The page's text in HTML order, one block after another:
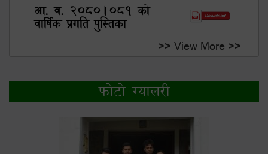
आ. व. २०८०।०८१ को
वार्षिक प्रगति पुस्तिका
>> View More >>
फोटो ग्यालरी